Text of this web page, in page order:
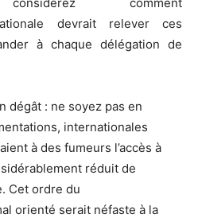
devrait relever ces
à chaque délégation de
dégât : ne soyez pas en
internationales
à des fumeurs l’accès à
réduit de
Cet ordre du
orienté serait néfaste à la